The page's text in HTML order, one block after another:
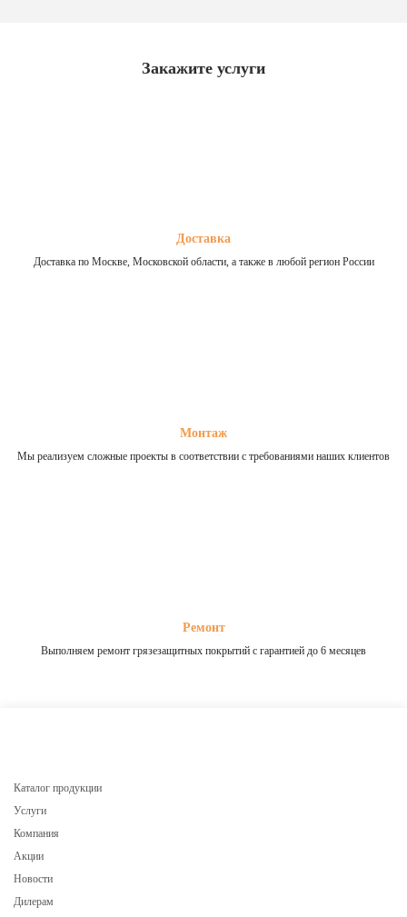
Закажите услуги
Доставка
Доставка по Москве, Московской области, а также в любой регион России
Монтаж
Мы реализуем сложные проекты в соответствии с требованиями наших клиентов
Ремонт
Выполняем ремонт грязезащитных покрытий с гарантией до 6 месяцев
Каталог продукции
Услуги
Компания
Акции
Новости
Дилерам